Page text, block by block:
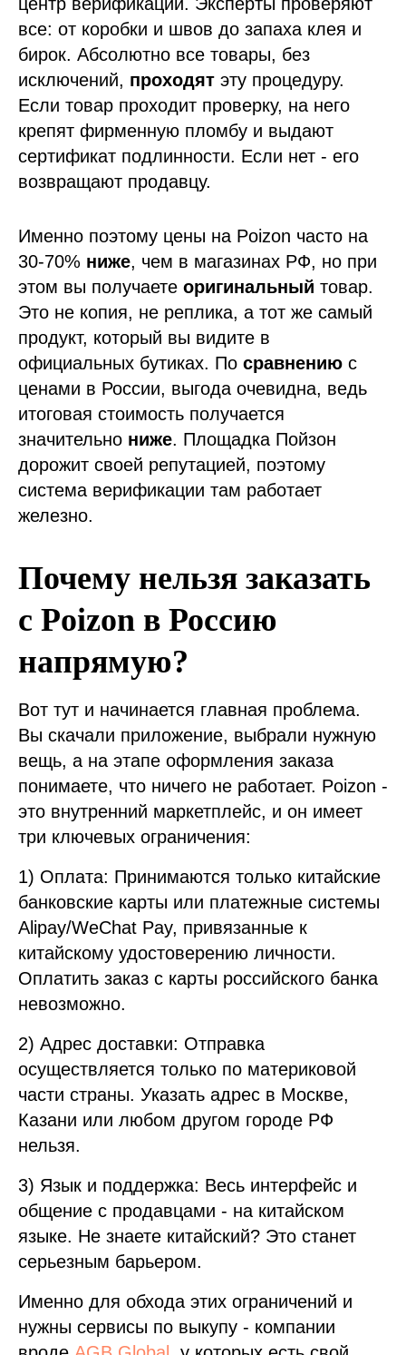
все: от коробки и швов до запаха клея и
бирок. Абсолютно все товары, без
исключений, проходят эту процедуру.
Если товар проходит проверку, на него
крепят фирменную пломбу и выдают
сертификат подлинности. Если нет - его
возвращают продавцу.
Именно поэтому цены на Poizon часто на
30-70% ниже, чем в магазинах РФ, но при
этом вы получаете оригинальный товар.
Это не копия, не реплика, а тот же самый
продукт, который вы видите в
официальных бутиках. По сравнению с
ценами в России, выгода очевидна, ведь
итоговая стоимость получается
значительно ниже. Площадка Пойзон
дорожит своей репутацией, поэтому
система верификации там работает
железно.
Почему нельзя заказать
с Poizon в Россию
напрямую?
Вот тут и начинается главная проблема.
Вы скачали приложение, выбрали нужную
вещь, а на этапе оформления заказа
понимаете, что ничего не работает. Poizon -
это внутренний маркетплейс, и он имеет
три ключевых ограничения:
1) Оплата: Принимаются только китайские
банковские карты или платежные системы
Alipay/WeChat Pay, привязанные к
китайскому удостоверению личности.
Оплатить заказ с карты российского банка
невозможно.
2) Адрес доставки: Отправка
осуществляется только по материковой
части страны. Указать адрес в Москве,
Казани или любом другом городе РФ
нельзя.
3) Язык и поддержка: Весь интерфейс и
общение с продавцами - на китайском
языке. Не знаете китайский? Это станет
серьезным барьером.
Именно для обхода этих ограничений и
нужны сервисы по выкупу - компании